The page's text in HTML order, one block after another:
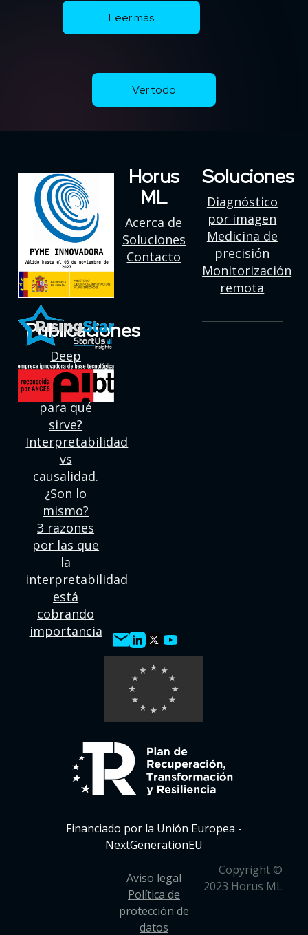
Leer más
Ver todo
Horus
ML
Acerca de
Soluciones
Contacto
Soluciones
Diagnóstico
por imagen
Medicina de
precisión
Monitorización
remota
Publicaciones
Deep
learning:
¿Qué es y
para qué
sirve?
Interpretabilidad
vs
causalidad.
¿Son lo
mismo?
3 razones
por las que
la
interpretabilidad
está
cobrando
importancia
Financiado por la Unión Europea -
NextGenerationEU
Aviso legal
Política de
protección de
datos
Copyright ©
2023 Horus ML